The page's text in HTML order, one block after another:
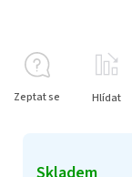
Zeptat se Hlídat